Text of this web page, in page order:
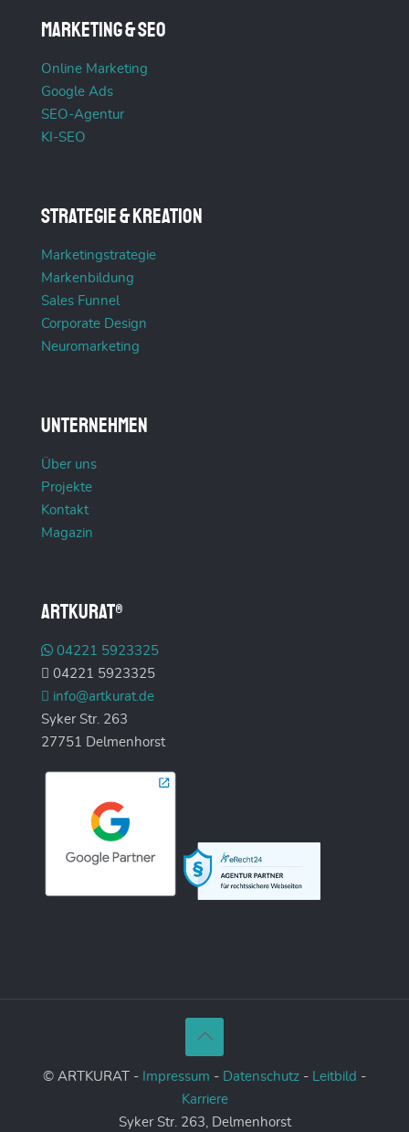
Marketing & SEO
Online Marketing
Google Ads
SEO-Agentur
KI-SEO
Strategie & Kreation
Marketingstrategie
Markenbildung
Sales Funnel
Corporate Design
Neuromarketing
Unternehmen
Über uns
Projekte
Kontakt
Magazin
ARTKURAT®
04221 5923325
04221 5923325
info@artkurat.de
Syker Str. 263
27751 Delmenhorst
© ARTKURAT - Impressum - Datenschutz - Leitbild -
Karriere
Syker Str. 263, Delmenhorst